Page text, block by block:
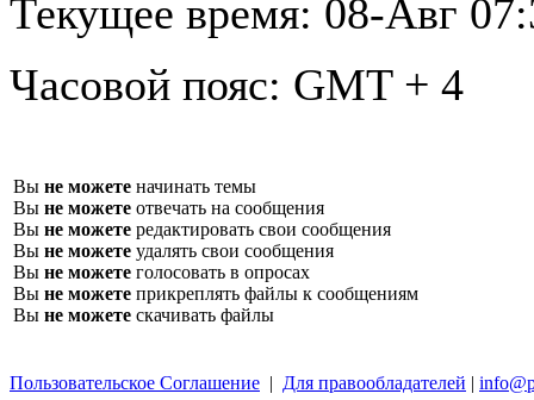
Текущее время: 08-Авг
Часовой пояс: GMT + 4
Вы не можете начинать темы
Вы не можете отвечать на сообщения
Вы не можете редактировать свои сообщения
Вы не можете удалять свои сообщения
Вы не можете голосовать в опросах
Вы не можете прикреплять файлы к сообщениям
Вы не можете скачивать файлы
Пользовательское Соглашение | Для правообладателей |